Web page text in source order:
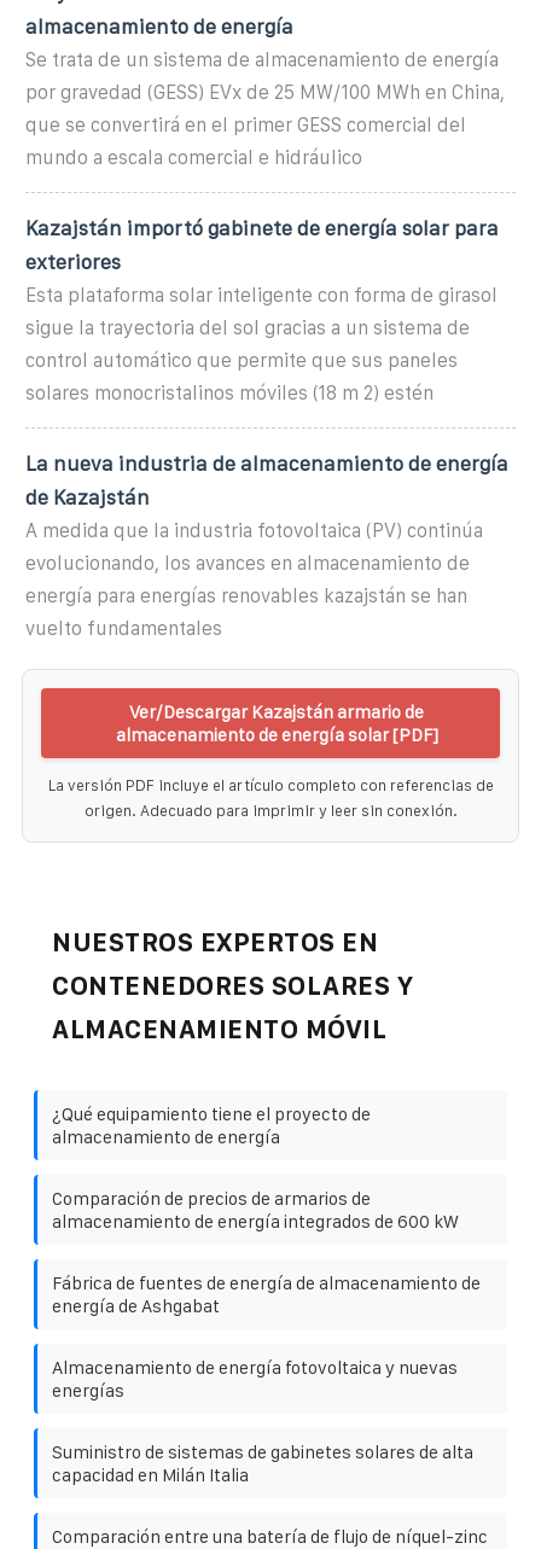
almacenamiento de energía
Se trata de un sistema de almacenamiento de energía
por gravedad (GESS) EVx de 25 MW/100 MWh en China,
que se convertirá en el primer GESS comercial del
mundo a escala comercial e hidráulico
Kazajstán importó gabinete de energía solar para
exteriores
Esta plataforma solar inteligente con forma de girasol
sigue la trayectoria del sol gracias a un sistema de
control automático que permite que sus paneles
solares monocristalinos móviles (18 m 2) estén
La nueva industria de almacenamiento de energía
de Kazajstán
A medida que la industria fotovoltaica (PV) continúa
evolucionando, los avances en almacenamiento de
energía para energías renovables kazajstán se han
vuelto fundamentales
Ver/Descargar Kazajstán armario de
almacenamiento de energía solar [PDF]
La versión PDF incluye el artículo completo con referencias de
origen. Adecuado para imprimir y leer sin conexión.
NUESTROS EXPERTOS EN
CONTENEDORES SOLARES Y
ALMACENAMIENTO MÓVIL
¿Qué equipamiento tiene el proyecto de
almacenamiento de energía
Comparación de precios de armarios de
almacenamiento de energía integrados de 600 kW
Fábrica de fuentes de energía de almacenamiento de
energía de Ashgabat
Almacenamiento de energía fotovoltaica y nuevas
energías
Suministro de sistemas de gabinetes solares de alta
capacidad en Milán Italia
Comparación entre una batería de flujo de níquel-zinc